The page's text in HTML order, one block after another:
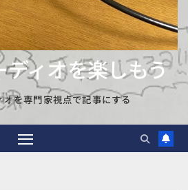
ディオを楽しもう
オを専門家視点で記事にする